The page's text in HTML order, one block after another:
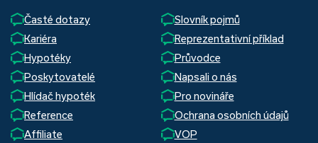
Časté dotazy
Slovník pojmů
Kariéra
Reprezentativní příklad
Hypotéky
Průvodce
Poskytovatelé
Napsali o nás
Hlídač hypoték
Pro novináře
Reference
Ochrana osobních údajů
Affiliate
VOP